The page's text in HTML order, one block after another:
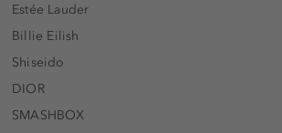
Estée Lauder
Billie Eilish
Shiseido
DIOR
SMASHBOX